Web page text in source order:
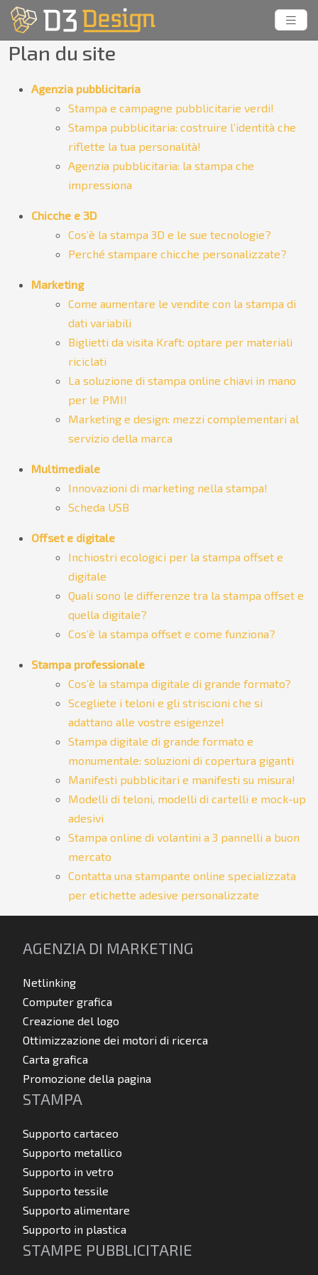
Plan du site
Agenzia pubblicitaria
Stampa e campagne pubblicitarie verdi!
Stampa pubblicitaria: costruire l’identità che
riflette la tua personalità!
Agenzia pubblicitaria: la stampa che
impressiona
Chicche e 3D
Cos’è la stampa 3D e le sue tecnologie?
Perché stampare chicche personalizzate?
Marketing
Come aumentare le vendite con la stampa di
dati variabili
Biglietti da visita Kraft: optare per materiali
riciclati
La soluzione di stampa online chiavi in mano
per le PMI!
Marketing e design: mezzi complementari al
servizio della marca
Multimediale
Innovazioni di marketing nella stampa!
Scheda USB
Offset e digitale
Inchiostri ecologici per la stampa offset e
digitale
Quali sono le differenze tra la stampa offset e
quella digitale?
Cos’è la stampa offset e come funziona?
Stampa professionale
Cos’è la stampa digitale di grande formato?
Scegliete i teloni e gli striscioni che si
adattano alle vostre esigenze!
Stampa digitale di grande formato e
monumentale: soluzioni di copertura giganti
Manifesti pubblicitari e manifesti su misura!
Modelli di teloni, modelli di cartelli e mock-up
adesivi
Stampa online di volantini a 3 pannelli a buon
mercato
Contatta una stampante online specializzata
per etichette adesive personalizzate
AGENZIA DI MARKETING
Netlinking
Computer grafica
Creazione del logo
Ottimizzazione dei motori di ricerca
Carta grafica
Promozione della pagina
STAMPA
Supporto cartaceo
Supporto metallico
Supporto in vetro
Supporto tessile
Supporto alimentare
Supporto in plastica
STAMPE PUBBLICITARIE